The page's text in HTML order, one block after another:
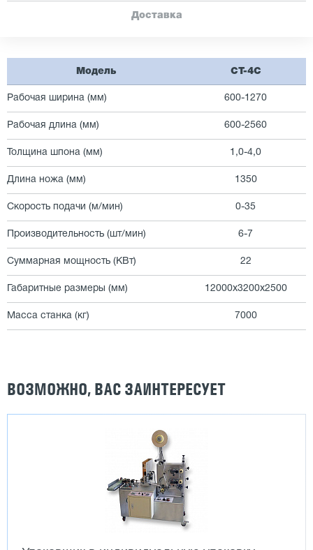
Доставка
Модель CT-4C
Рабочая ширина (мм) 600-1270
Рабочая длина (мм) 600-2560
Толщина шпона (мм) 1,0-4,0
Длина ножа (мм) 1350
Скорость подачи (м/мин) 0-35
Производительность (шт/мин) 6-7
Суммарная мощность (КВт) 22
Габаритные размеры (мм) 12000х3200х2500
Масса станка (кг) 7000
ВОЗМОЖНО, ВАС ЗАИНТЕРЕСУЕТ